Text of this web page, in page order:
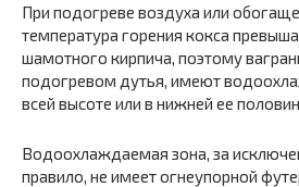
При подогреве воздуха или
температура горения кокса
шамотного кирпича, поэтому
подогревом дутья, имеют
всей высоте или в нижней ее
Водоохлаждаемая зона, за
правило, не имеет огнеупорной